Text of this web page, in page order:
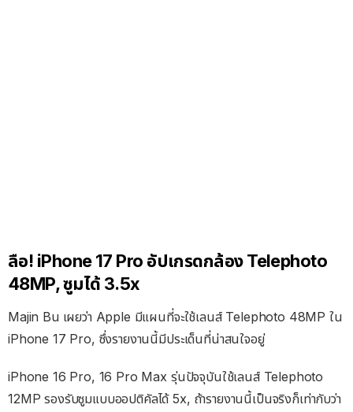
ลือ! iPhone 17 Pro อัปเกรดกล้อง Telephoto
48MP, ซูมได้ 3.5x
Majin Bu เผยว่า Apple มีแผนที่จะใช้เลนส์ Telephoto 48MP ใน
iPhone 17 Pro, ซึ่งรายงานนี้มีประเด็นที่น่าสนใจอยู่
iPhone 16 Pro, 16 Pro Max รุ่นปัจจุบันใช้เลนส์ Telephoto
12MP รองรับซูมแบบออปติคัลได้ 5x, ถ้ารายงานนี้เป็นจริงก็เท่ากับว่า